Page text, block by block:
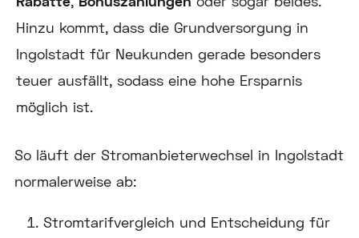
Hinzu kommt, dass die Grundversorgung in
Ingolstadt für Neukunden gerade besonders
teuer ausfällt, sodass eine hohe Ersparnis
möglich ist.
So läuft der Stromanbieterwechsel in Ingolstadt
normalerweise ab:
Stromtarifvergleich und Entscheidung für